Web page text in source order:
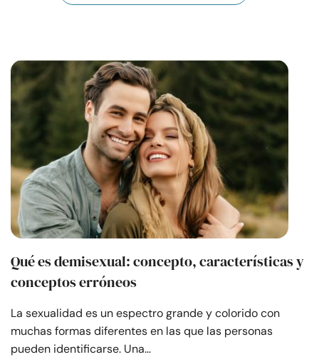
nosotros
© Copyright 2026. Todos los derechos reservados.
Qué es demisexual: concepto, características y
conceptos erróneos
La sexualidad es un espectro grande y colorido con
muchas formas diferentes en las que las personas
pueden identificarse. Una…